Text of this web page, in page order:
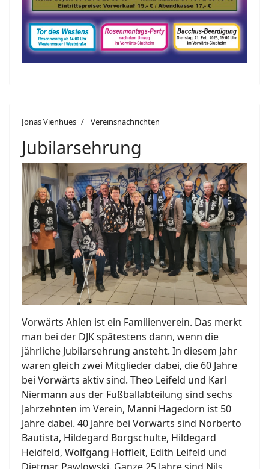
Jonas Vienhues Vereinsnachrichten
Jubilarsehrung
Vorwärts Ahlen ist ein Familienverein. Das merkt
man bei der DJK spätestens dann, wenn die
jährliche Jubilarsehrung ansteht. In diesem Jahr
waren gleich zwei Mitglieder dabei, die 60 Jahre
bei Vorwärts aktiv sind. Theo Leifeld und Karl
Niermann aus der Fußballabteilung sind sechs
Jahrzehnten im Verein, Manni Hagedorn ist 50
Jahre dabei. 40 Jahre bei Vorwärts sind Norberto
Bautista, Hildegard Borgschulte, Hildegard
Heidfeld, Wolfgang Hoffleit, Edith Leifeld und
Dietmar Pawlowski. Ganze 25 Jahre sind Nils